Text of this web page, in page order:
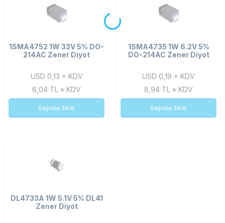
1SMA4752 1W 33V 5% DO-
214AC Zener Diyot
USD 0,13 + KDV
6,04 TL KDV
Sepete Ekle
1SMA4735 1W 6.2V 5%
DO-214AC Zener Diyot
USD 0,19 + KDV
8,94 TL KDV
Sepete Ekle
DL4733A 1W 5.1V 5% DL41
Zener Diyot